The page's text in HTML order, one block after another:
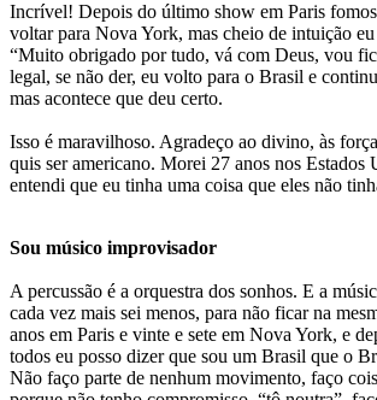
Incrível! Depois do último show em Paris
voltar para Nova York, mas cheio de intuição
“Muito obrigado por tudo, vá com Deus, vou
legal, se não der, eu volto para o Brasil e
mas acontece que deu certo.
Isso é maravilhoso. Agradeço ao divino, às
quis ser americano. Morei 27 anos nos Estados
entendi que eu tinha uma coisa que eles não
Sou músico improvisador
A percussão é a orquestra dos sonhos. E a
cada vez mais sei menos, para não ficar na
anos em Paris e vinte e sete em Nova York, e
todos eu posso dizer que sou um Brasil que o
Não faço parte de nenhum movimento, faço